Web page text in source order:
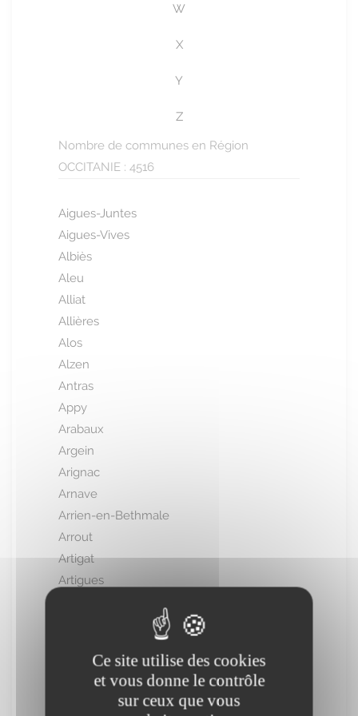
W
X
Y
Z
Nombre de communes en Région
OCCITANIE : 4516
Aigues-Juntes
Aigues-Vives
Albiès
Aleu
Alliat
Allières
Alos
Alzen
Antras
Appy
Arabaux
Argein
Arignac
Arnave
Arrien-en-Bethmale
Arrout
Artigat
Artigues
Aucazein
Audressein
Ce site utilise des cookies
et vous donne le contrôle
sur ceux que vous